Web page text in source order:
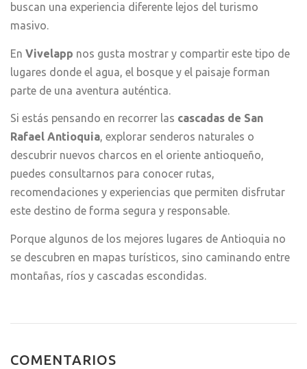
buscan una experiencia diferente lejos del turismo
masivo.
En Vivelapp nos gusta mostrar y compartir este tipo de
lugares donde el agua, el bosque y el paisaje forman
parte de una aventura auténtica.
Si estás pensando en recorrer las cascadas de San
Rafael Antioquia, explorar senderos naturales o
descubrir nuevos charcos en el oriente antioqueño,
puedes consultarnos para conocer rutas,
recomendaciones y experiencias que permiten disfrutar
este destino de forma segura y responsable.
Porque algunos de los mejores lugares de Antioquia no
se descubren en mapas turísticos, sino caminando entre
montañas, ríos y cascadas escondidas.
COMENTARIOS